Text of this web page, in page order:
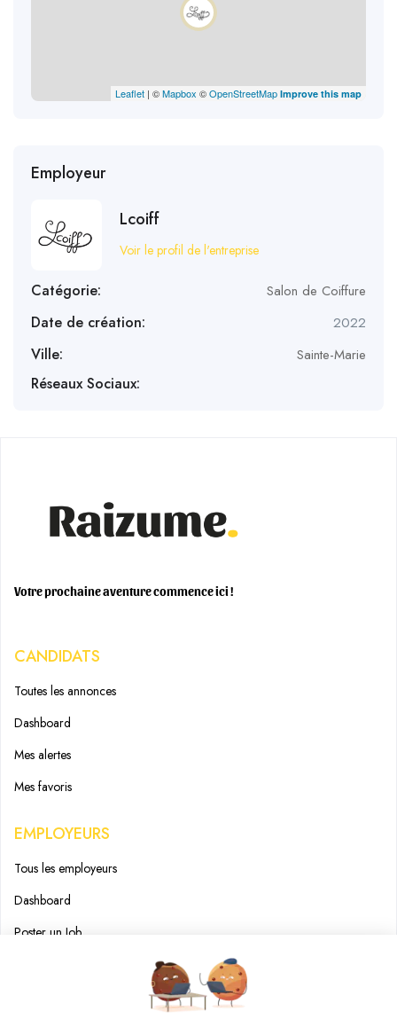
Leaflet | ©Mapbox ©OpenStreetMap Improve this map
Employeur
Lcoiff
Voir le profil de l'entreprise
Catégorie: Salon de Coiffure
Date de création: 2022
Ville: Sainte-Marie
Réseaux Sociaux:
Votre prochaine aventure commence ici !
CANDIDATS
Toutes les annonces
Dashboard
Mes alertes
Mes favoris
EMPLOYEURS
Tous les employeurs
Dashboard
Poster un Job